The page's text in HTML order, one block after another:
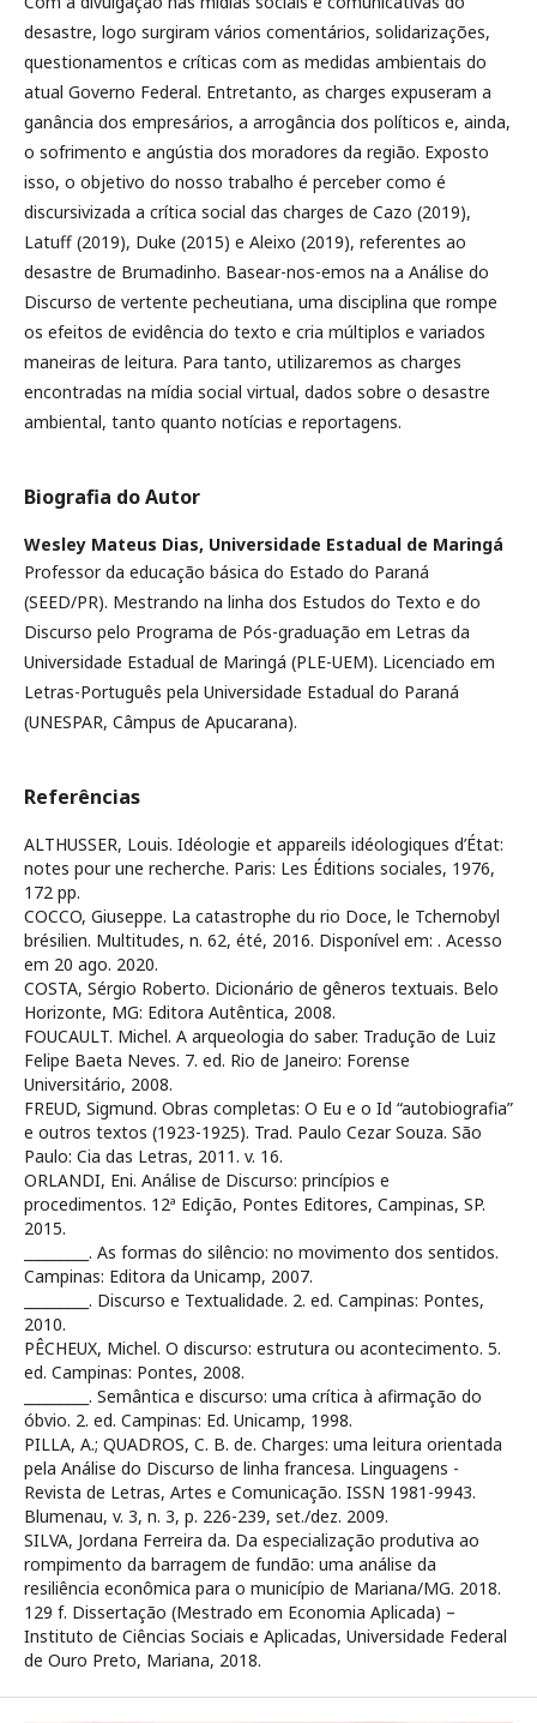
desastre, logo surgiram vários comentários, solidarizações,
questionamentos e críticas com as medidas ambientais do
atual Governo Federal. Entretanto, as charges expuseram a
ganância dos empresários, a arrogância dos políticos e, ainda,
o sofrimento e angústia dos moradores da região. Exposto
isso, o objetivo do nosso trabalho é perceber como é
discursivizada a crítica social das charges de Cazo (2019),
Latuff (2019), Duke (2015) e Aleixo (2019), referentes ao
desastre de Brumadinho. Basear-nos-emos na a Análise do
Discurso de vertente pecheutiana, uma disciplina que rompe
os efeitos de evidência do texto e cria múltiplos e variados
maneiras de leitura. Para tanto, utilizaremos as charges
encontradas na mídia social virtual, dados sobre o desastre
ambiental, tanto quanto notícias e reportagens.
Biografia do Autor
Wesley Mateus Dias, Universidade Estadual de Maringá
Professor da educação básica do Estado do Paraná
(SEED/PR). Mestrando na linha dos Estudos do Texto e do
Discurso pelo Programa de Pós-graduação em Letras da
Universidade Estadual de Maringá (PLE-UEM). Licenciado em
Letras-Português pela Universidade Estadual do Paraná
(UNESPAR, Câmpus de Apucarana).
Referências
ALTHUSSER, Louis. Idéologie et appareils idéologiques d’État:
notes pour une recherche. Paris: Les Éditions sociales, 1976,
172 pp.
COCCO, Giuseppe. La catastrophe du rio Doce, le Tchernobyl
brésilien. Multitudes, n. 62, été, 2016. Disponível em: . Acesso
em 20 ago. 2020.
COSTA, Sérgio Roberto. Dicionário de gêneros textuais. Belo
Horizonte, MG: Editora Autêntica, 2008.
FOUCAULT. Michel. A arqueologia do saber. Tradução de Luiz
Felipe Baeta Neves. 7. ed. Rio de Janeiro: Forense
Universitário, 2008.
FREUD, Sigmund. Obras completas: O Eu e o Id “autobiografia”
e outros textos (1923-1925). Trad. Paulo Cezar Souza. São
Paulo: Cia das Letras, 2011. v. 16.
ORLANDI, Eni. Análise de Discurso: princípios e
procedimentos. 12ª Edição, Pontes Editores, Campinas, SP.
2015.
_________. As formas do silêncio: no movimento dos sentidos.
Campinas: Editora da Unicamp, 2007.
_________. Discurso e Textualidade. 2. ed. Campinas: Pontes,
2010.
PÊCHEUX, Michel. O discurso: estrutura ou acontecimento. 5.
ed. Campinas: Pontes, 2008.
_________. Semântica e discurso: uma crítica à afirmação do
óbvio. 2. ed. Campinas: Ed. Unicamp, 1998.
PILLA, A.; QUADROS, C. B. de. Charges: uma leitura orientada
pela Análise do Discurso de linha francesa. Linguagens -
Revista de Letras, Artes e Comunicação. ISSN 1981-9943.
Blumenau, v. 3, n. 3, p. 226-239, set./dez. 2009.
SILVA, Jordana Ferreira da. Da especialização produtiva ao
rompimento da barragem de fundão: uma análise da
resiliência econômica para o município de Mariana/MG. 2018.
129 f. Dissertação (Mestrado em Economia Aplicada) –
Instituto de Ciências Sociais e Aplicadas, Universidade Federal
de Ouro Preto, Mariana, 2018.